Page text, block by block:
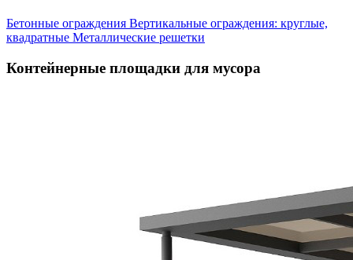
Бетонные ограждения Вертикальные ограждения: круглые,
квадратные Металлические решетки
Контейнерные площадки для мусора